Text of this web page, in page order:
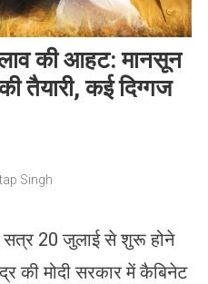
की आहट: मानसून
तैयारी, कई दिग्गज
Singh
20 जुलाई से शुरू होने
की मोदी सरकार में कैबिनेट